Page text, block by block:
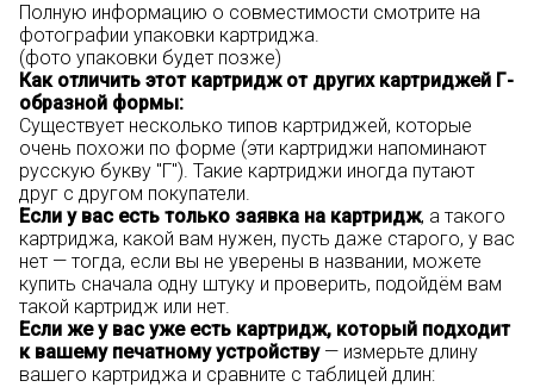
Полную информацию о совместимости смотрите на
фотографии упаковки картриджа.
(фото упаковки будет позже)
Как отличить этот картридж от других картриджей Г-
образной формы:
Существует несколько типов картриджей, которые
очень похожи по форме (эти картриджи напоминают
русскую букву "Г"). Такие картриджи иногда путают
друг с другом покупатели.
Если у вас есть только заявка на картридж, а такого
картриджа, какой вам нужен, пусть даже старого, у вас
нет — тогда, если вы не уверены в названии, можете
купить сначала одну штуку и проверить, подойдём вам
такой картридж или нет.
Если же у вас уже есть картридж, который подходит
к вашему печатному устройству— измерьте длину
вашего картриджа и сравните с таблицей длин: